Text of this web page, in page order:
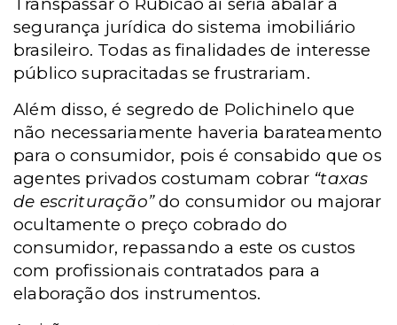
segurança jurídica do sistema imobiliário
brasileiro. Todas as finalidades de interesse
público supracitadas se frustrariam.
Além disso, é segredo de Polichinelo que
não necessariamente haveria barateamento
para o consumidor, pois é consabido que os
agentes privados costumam cobrar “taxas
de escrituração”do consumidor ou majorar
ocultamente o preço cobrado do
consumidor, repassando a este os custos
com profissionais contratados para a
elaboração dos instrumentos.